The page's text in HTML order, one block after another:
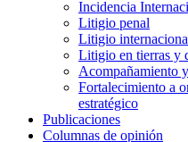
Incidencia
Litigio penal
Litigio
Litigio en tierras y
Acompañamiento
Fortalecimiento a
estratégico
Publicaciones
Columnas de opinión